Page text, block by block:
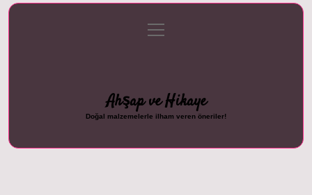
Gizlilik Politikası
menüyü
aç
Ahşap ve Hikaye
Doğal malzemelerle ilham veren öneriler!